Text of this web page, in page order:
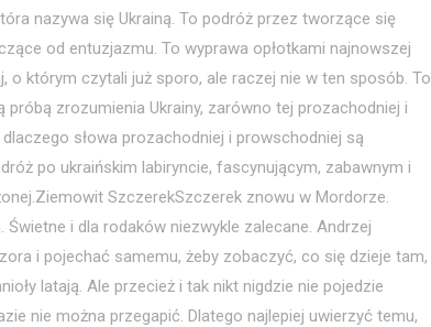
nazywa się Ukrainą. To podróż przez tworzące się
od entuzjazmu. To wyprawa opłotkami najnowszej
o którym czytali już sporo, ale raczej nie w ten sposób. To
zrozumienia Ukrainy, zarówno tej prozachodniej i
słowa prozachodniej i prowschodniej są
po ukraińskim labiryncie, fascynującym, zabawnym i
SzczerekSzczerek znowu w Mordorze.
i dla rodaków niezwykle zalecane. Andrzej
i pojechać samemu, żeby zobaczyć, co się dzieje tam,
latają. Ale przecież i tak nikt nigdzie nie pojedzie
nie można przegapić. Dlatego najlepiej uwierzyć temu,